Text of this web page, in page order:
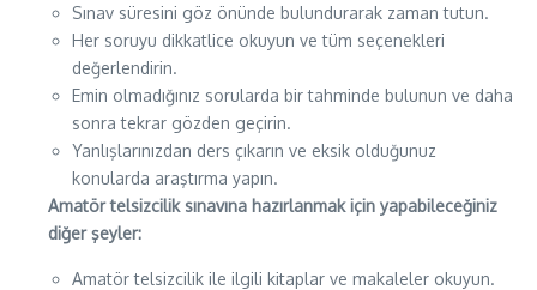
Sınav süresini göz önünde bulundurarak zaman tutun.
Her soruyu dikkatlice okuyun ve tüm seçenekleri
değerlendirin.
Emin olmadığınız sorularda bir tahminde bulunun ve daha
sonra tekrar gözden geçirin.
Yanlışlarınızdan ders çıkarın ve eksik olduğunuz
konularda araştırma yapın.
Amatör telsizcilik sınavına hazırlanmak için yapabileceğiniz
diğer şeyler:
Amatör telsizcilik ile ilgili kitaplar ve makaleler okuyun.